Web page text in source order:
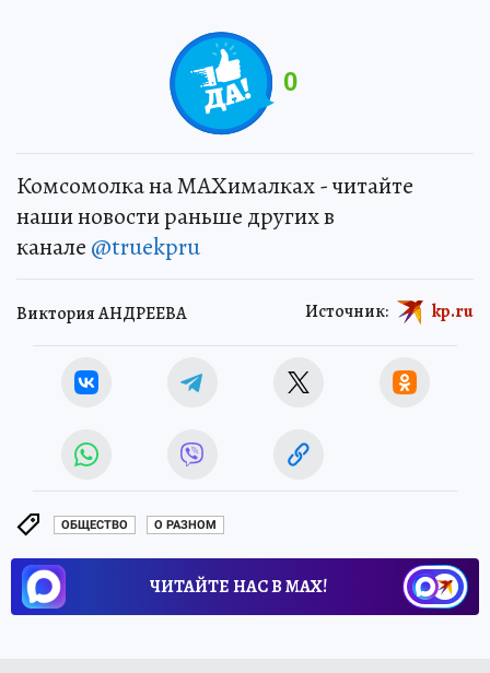
0
Комсомолка на MAXималках - читайте
наши новости раньше других в
канале @truekpru
Виктория АНДРЕЕВА Источник: kp.ru
ОБЩЕСТВО О РАЗНОМ
ЧИТАЙТЕ НАС В МАХ!